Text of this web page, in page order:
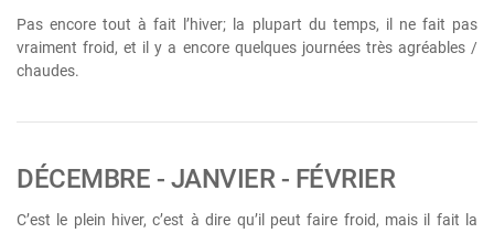
Pas encore tout à fait l’hiver; la plupart du temps, il ne fait pas
vraiment froid, et il y a encore quelques journées très agréables /
chaudes.
DÉCEMBRE - JANVIER - FÉVRIER
C’est le plein hiver, c’est à dire qu’il peut faire froid, mais il fait la